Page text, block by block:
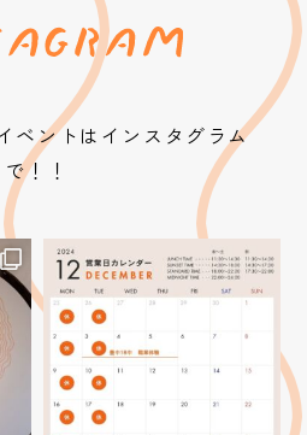
ベントはインスタグラム
で！！